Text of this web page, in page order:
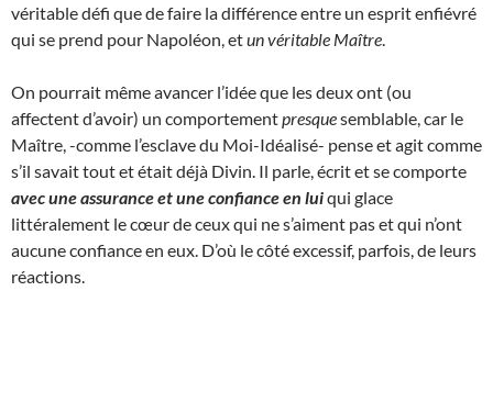
véritable défi que de faire la différence entre un esprit enfiévré
qui se prend pour Napoléon, etun véritable Maître
On pourrait même avancer l’idée que les deux ont (ou
affectent d’avoir) un comportementpresquesemblable, car le
Maître, -comme l’esclave du Moi-Idéalisé- pense et agit comme
s’il savait tout et était déjà Divin. Il parle, écrit et se comporte
avec une assurance et une confiance en luiqui glace
littéralement le cœur de ceux qui ne s’aiment pas et qui n’ont
aucune confiance en eux. D’où le côté excessif, parfois, de leurs
réactions.